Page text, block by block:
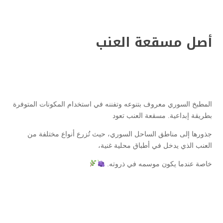
أصل مسقعة العنب
المطبخ السوري معروف بتنوعه وتفننه في استخدام المكونات المتوفرة
بطريقة إبداعية. مسقعة العنب تعود
جذورها إلى مناطق الساحل السوري، حيث تُزرع أنواع مختلفة من
العنب الذي يدخل في أطباق محلية غنية،
خاصة عندما يكون موسمه في ذروته.